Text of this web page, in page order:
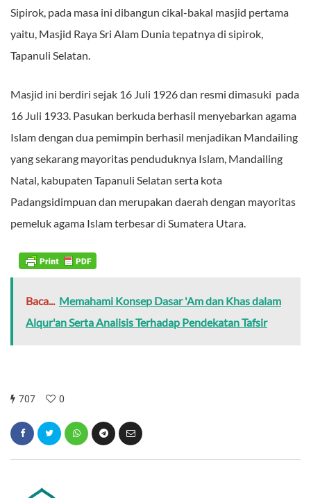
Sipirok, pada masa ini dibangun cikal-bakal masjid pertama
yaitu, Masjid Raya Sri Alam Dunia tepatnya di sipirok,
Tapanuli Selatan.
Masjid ini berdiri sejak 16 Juli 1926 dan resmi dimasuki pada
16 Juli 1933. Pasukan berkuda berhasil menyebarkan agama
Islam dengan dua pemimpin berhasil menjadikan Mandailing
yang sekarang mayoritas penduduknya Islam, Mandailing
Natal, kabupaten Tapanuli Selatan serta kota
Padangsidimpuan dan merupakan daerah dengan mayoritas
pemeluk agama Islam terbesar di Sumatera Utara.
Baca... Memahami Konsep Dasar 'Am dan Khas dalam
Alqur'an Serta Analisis Terhadap Pendekatan Tafsir
707 0